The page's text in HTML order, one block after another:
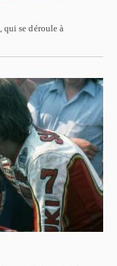
qui se déroule à